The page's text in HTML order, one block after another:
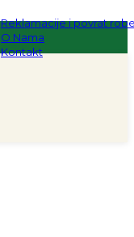
Reklamacije i povrat
O Nama
Kontakt